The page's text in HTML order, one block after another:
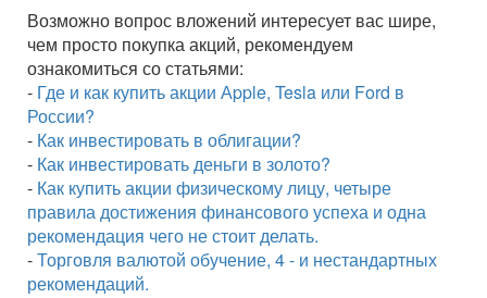
Возможно вопрос вложений интересует вас шире,
чем просто покупка акций, рекомендуем
ознакомиться со статьями:
- Где и как купить акции Аpple, Tesla или Ford в
России?
- Как инвестировать в облигации?
- Как инвестировать деньги в золото?
- Как купить акции физическому лицу, четыре
правила достижения финансового успеха и одна
рекомендация чего не стоит делать.
-Торговля валютой обучение, 4 - и нестандартных
рекомендаций.